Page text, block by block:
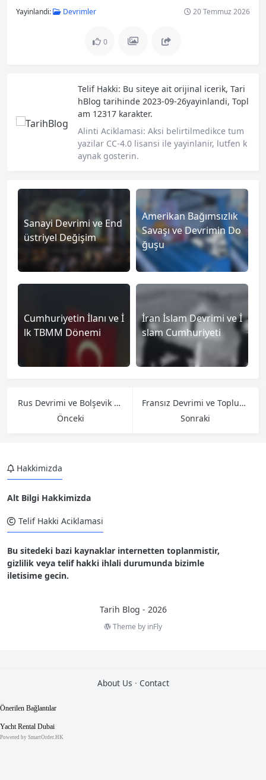
Yayinlandi: Devrimler 20 Temmuz 2026
0
Telif Hakki: Bu siteye ait orijinal icerik, Tari
hBlog tarihinde 2023-09-26yayinlandi, Topl
am 12317 karakter.
Alinti Aciklamasi: Aksi belirtilmedikce tum
yazilar CC-4.0 lisansi ile yayinlanir, lutfen k
aynak gosterin.
Sanayi Devrimi ve End
üstriyel Değişim
Amerikan Bağımsızlık
Savaşı ve Devrimin Do
ğuşu
Cumhuriyetin İlanı ve İ
lk TBMM Dönemi
İran İslam Devrimi ve İ
slam Cumhuriyeti
Rus Devrimi ve Bolşevik Hareketi
Önceki
Fransız Devrimi ve Toplumsal Dönüşüm
Sonraki
Hakkimizda
Alt Bilgi Hakkimizda
Telif Hakki Aciklamasi
Bu sitedeki bazi kaynaklar internetten toplanmistir,
gizlilik veya telif hakki ihlali durumunda bizimle
iletisime gecin.
Tarih Blog - 2026
Theme by inFly
m
m
u
About Us · Contact